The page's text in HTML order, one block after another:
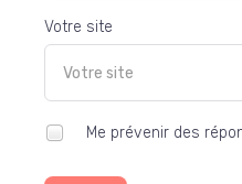
Votre site
Me prévenir des